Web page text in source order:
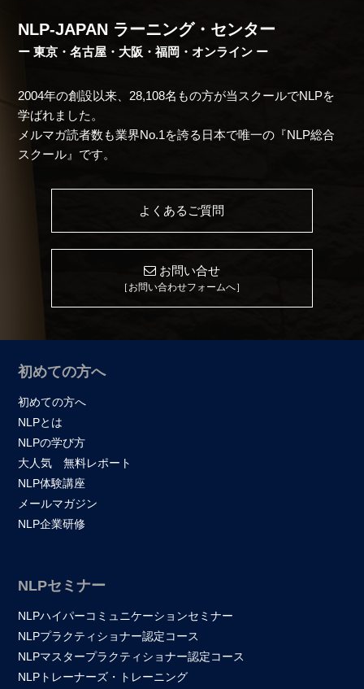
NLP-JAPAN ラーニング・センター
ー 東京・名古屋・大阪・福岡・オンライン ー
2004年の創設以来、28,108名もの方が当スクールでNLPを
学ばれました。
メルマガ読者数も業界No.1を誇る日本で唯一の『NLP総合
スクール』です。
よくあるご質問
お問い合せ
［お問い合わせフォームへ］
初めての方へ
初めての方へ
NLPとは
NLPの学び方
大人気 無料レポート
NLP体験講座
メールマガジン
NLP企業研修
NLPセミナー
NLPハイパーコミュニケーションセミナー
NLPプラクティショナー認定コース
NLPマスタープラクティショナー認定コース
NLPトレーナーズ・トレーニング